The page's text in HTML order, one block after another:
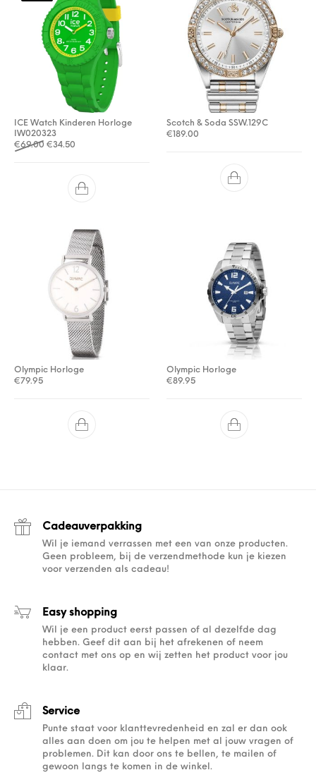
ICE Watch Kinderen Horloge
IW020323
€69.00 Oorspronkelijke prijs was: €69.00.
€34.50
Scotch & Soda SSW.129C
€189.00
Olympic Horloge
€79.95
Olympic Horloge
€89.95
Cadeauverpakking
Wil je iemand verrassen met een van onze producten.
Geen probleem, bij de verzendmethode kun je kiezen
voor verzenden als cadeau!
Easy shopping
Wil je een product eerst passen of al dezelfde dag
hebben. Geef dit aan bij het afrekenen of neem
contact met ons op en wij zetten het product voor jou
klaar.
Service
Punte staat voor klanttevredenheid en zal er dan ook
alles aan doen om jou te helpen met al jouw vragen of
problemen. Dit kan door ons te bellen, te mailen of
gewoon langs te komen in de winkel.